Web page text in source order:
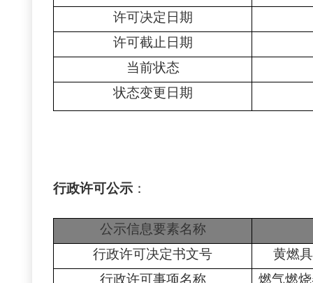
许可决定日期
许可截止日期
当前状态
状态变更日期
行政许可公示 ：
公示信息要素名称
行政许可决定书文号
黄燃
行政许可事项名称
燃气燃